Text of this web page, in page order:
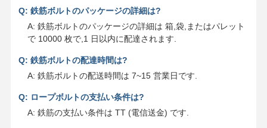
Q: 鉄筋ボルトのパッケージの詳細は?
A: 鉄筋ボルトのパッケージの詳細は 箱,袋,またはパレット
で 10000 枚で,1 日以内に配達されます.
Q: 鉄筋ボルトの配達時間は?
A: 鉄筋ボルトの配送時間は 7~15 営業日です.
Q: ロープボルトの支払い条件は?
A: 鉄筋の支払い条件は TT (電信送金) です.